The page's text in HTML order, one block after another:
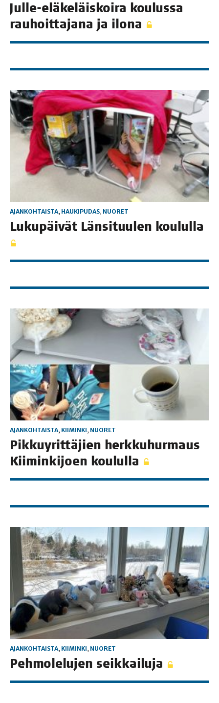
Jul­le-elä­ke­läis­koi­ra kou­lus­sa
rau­hoit­ta­ja­na ja ilona
AJANKOHTAISTA, HAUKIPUDAS, NUORET
Luku­päi­vät Län­si­tuu­len koululla
AJANKOHTAISTA, KIIMINKI, NUORET
Pik­ku­yrit­tä­jien herk­ku­hur­maus
Kii­min­ki­joen koululla
AJANKOHTAISTA, KIIMINKI, NUORET
Peh­mo­le­lu­jen seikkailuja